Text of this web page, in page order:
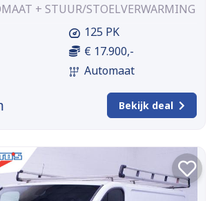
+ STUUR/STOELVERWARMING
125 PK
€ 17.900,-
Automaat
Bekijk deal